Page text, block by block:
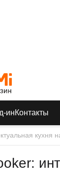
инКонтакты
кухня